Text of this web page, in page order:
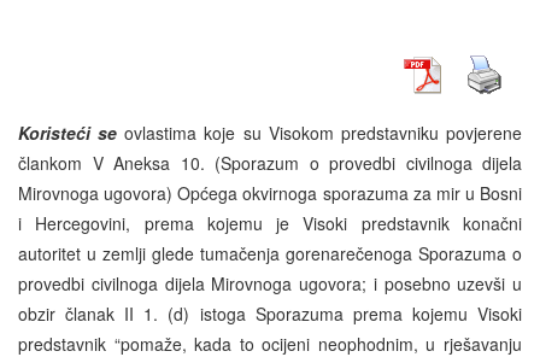
Koristeći se ovlastima koje su Visokom predstavniku povjerene
člankom V Aneksa 10. (Sporazum o provedbi civilnoga dijela
Mirovnoga ugovora) Općega okvirnoga sporazuma za mir u Bosni
i Hercegovini, prema kojemu je Visoki predstavnik konačni
autoritet u zemlji glede tumačenja gorenarečenoga Sporazuma o
provedbi civilnoga dijela Mirovnoga ugovora; i posebno uzevši u
obzir članak II 1. (d) istoga Sporazuma prema kojemu Visoki
predstavnik “pomaže, kada to ocijeni neophodnim, u rješavanju